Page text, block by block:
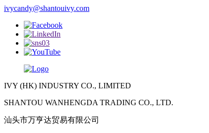
ivycandy@shantouivy.com
IVY (HK) INDUSTRY CO., LIMITED
SHANTOU WANHENGDA TRADING CO., LTD.
汕头市万亨达贸易有限公司